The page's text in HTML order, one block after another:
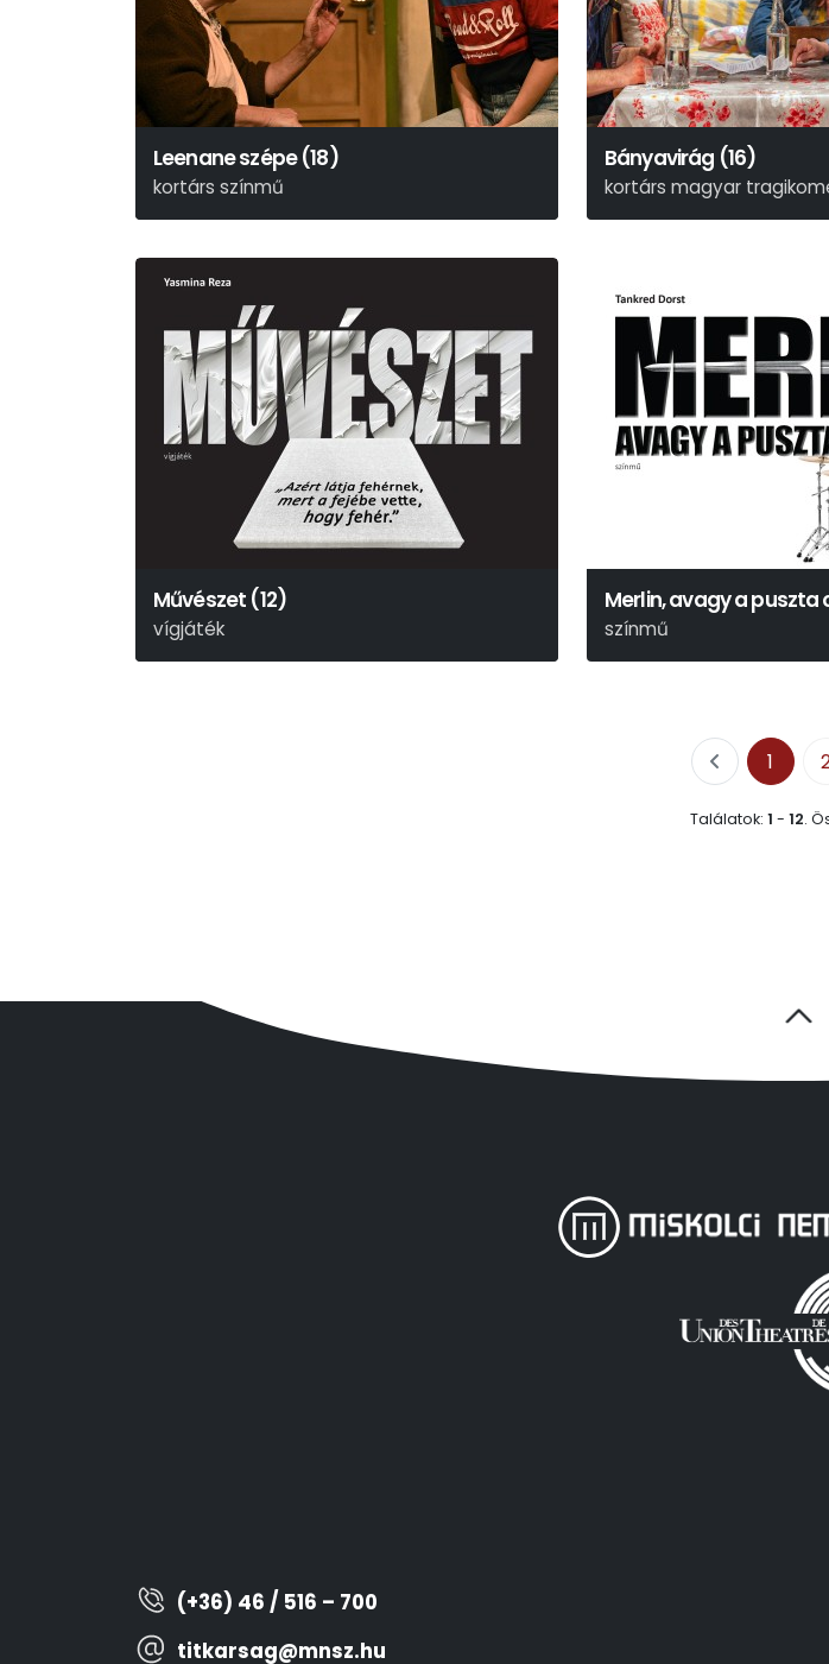
Leenane szépe (18)
kortárs színmű
Martin Mcdonagh
Bányavirág (16)
kortárs magyar
Székely Csaba
Művészet (12)
vígjáték
Yasmina Reza
Merlin, avagy a puszta
színmű
Tankred Dorst
1
Találatok: 1 - 12.
(+36) 46 / 516 – 700
titkarsag@mnsz.hu